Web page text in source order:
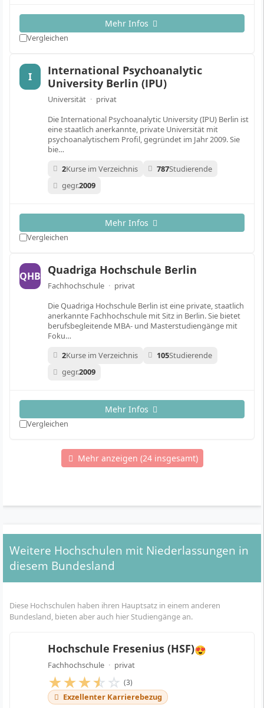
Mehr Infos
Vergleichen
I
International Psychoanalytic
University Berlin (IPU)
Universität · privat
Die International Psychoanalytic University (IPU) Berlin ist
eine staatlich anerkannte, private Universität mit
psychoanalytischem Profil, gegründet im Jahr 2009. Sie
bie…
2Kurse im Verzeichnis 787Studierende
gegr.2009
Mehr Infos
Vergleichen
QHB Quadriga Hochschule Berlin
Fachhochschule · privat
Die Quadriga Hochschule Berlin ist eine private, staatlich
anerkannte Fachhochschule mit Sitz in Berlin. Sie bietet
berufsbegleitende MBA- und Masterstudiengänge mit
Foku…
2Kurse im Verzeichnis 105Studierende
gegr.2009
Mehr Infos
Vergleichen
Mehr anzeigen (24 insgesamt)
Weitere Hochschulen mit Niederlassungen in
diesem Bundesland
Diese Hochschulen haben ihren Hauptsatz in einem anderen
Bundesland, bieten aber auch hier Studiengänge an.
Hochschule Fresenius (HSF)😍
Fachhochschule · privat
★★★☆☆ (3)
Exzellenter Karrierebezug